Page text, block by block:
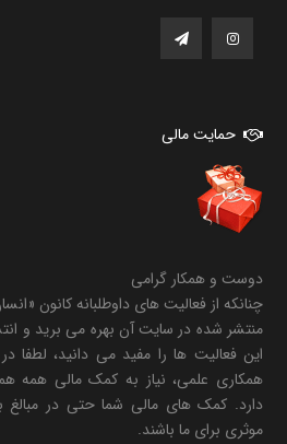
حمایت مالی
دوست و همکار گرامی
چنانکه از فعالیت های داوطلبانه کانون
منتشر شده در سایت آن بهره می برید و
این فعالیت ها را مفید می دانید، لطفا در
همکاری علمی، نیاز به کمک مالی همه
دارد. کمک های مالی شما حتی در مبالغ
موثری برای ما باشند.